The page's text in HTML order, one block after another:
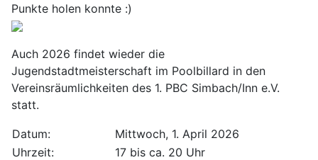
Punkte holen konnte :)
Auch 2026 findet wieder die
Jugendstadtmeisterschaft im Poolbillard in den
Vereinsräumlichkeiten des 1. PBC Simbach/Inn e.V.
statt.
Datum:
Mittwoch, 1. April 2026
Uhrzeit:
17 bis ca. 20 Uhr